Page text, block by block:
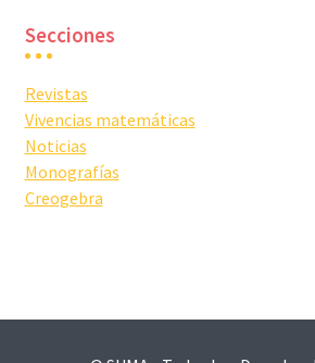
Secciones
Revistas
Vivencias matemáticas
Noticias
Monografías
Creogebra